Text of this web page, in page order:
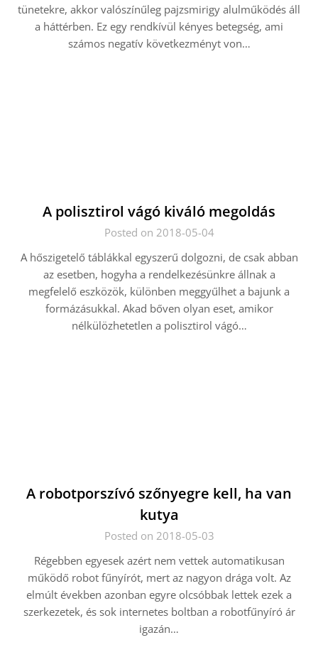
tünetekre, akkor valószínűleg pajzsmirigy alulműködés áll
a háttérben. Ez egy rendkívül kényes betegség, ami
számos negatív következményt von…
A polisztirol vágó kiváló megoldás
Posted on 2018-05-04
A hőszigetelő táblákkal egyszerű dolgozni, de csak abban
az esetben, hogyha a rendelkezésünkre állnak a
megfelelő eszközök, különben meggyűlhet a bajunk a
formázásukkal. Akad bőven olyan eset, amikor
nélkülözhetetlen a polisztirol vágó…
A robotporszívó szőnyegre kell, ha van
kutya
Posted on 2018-05-03
Régebben egyesek azért nem vettek automatikusan
működő robot fűnyírót, mert az nagyon drága volt. Az
elmúlt években azonban egyre olcsóbbak lettek ezek a
szerkezetek, és sok internetes boltban a robotfűnyíró ár
igazán…